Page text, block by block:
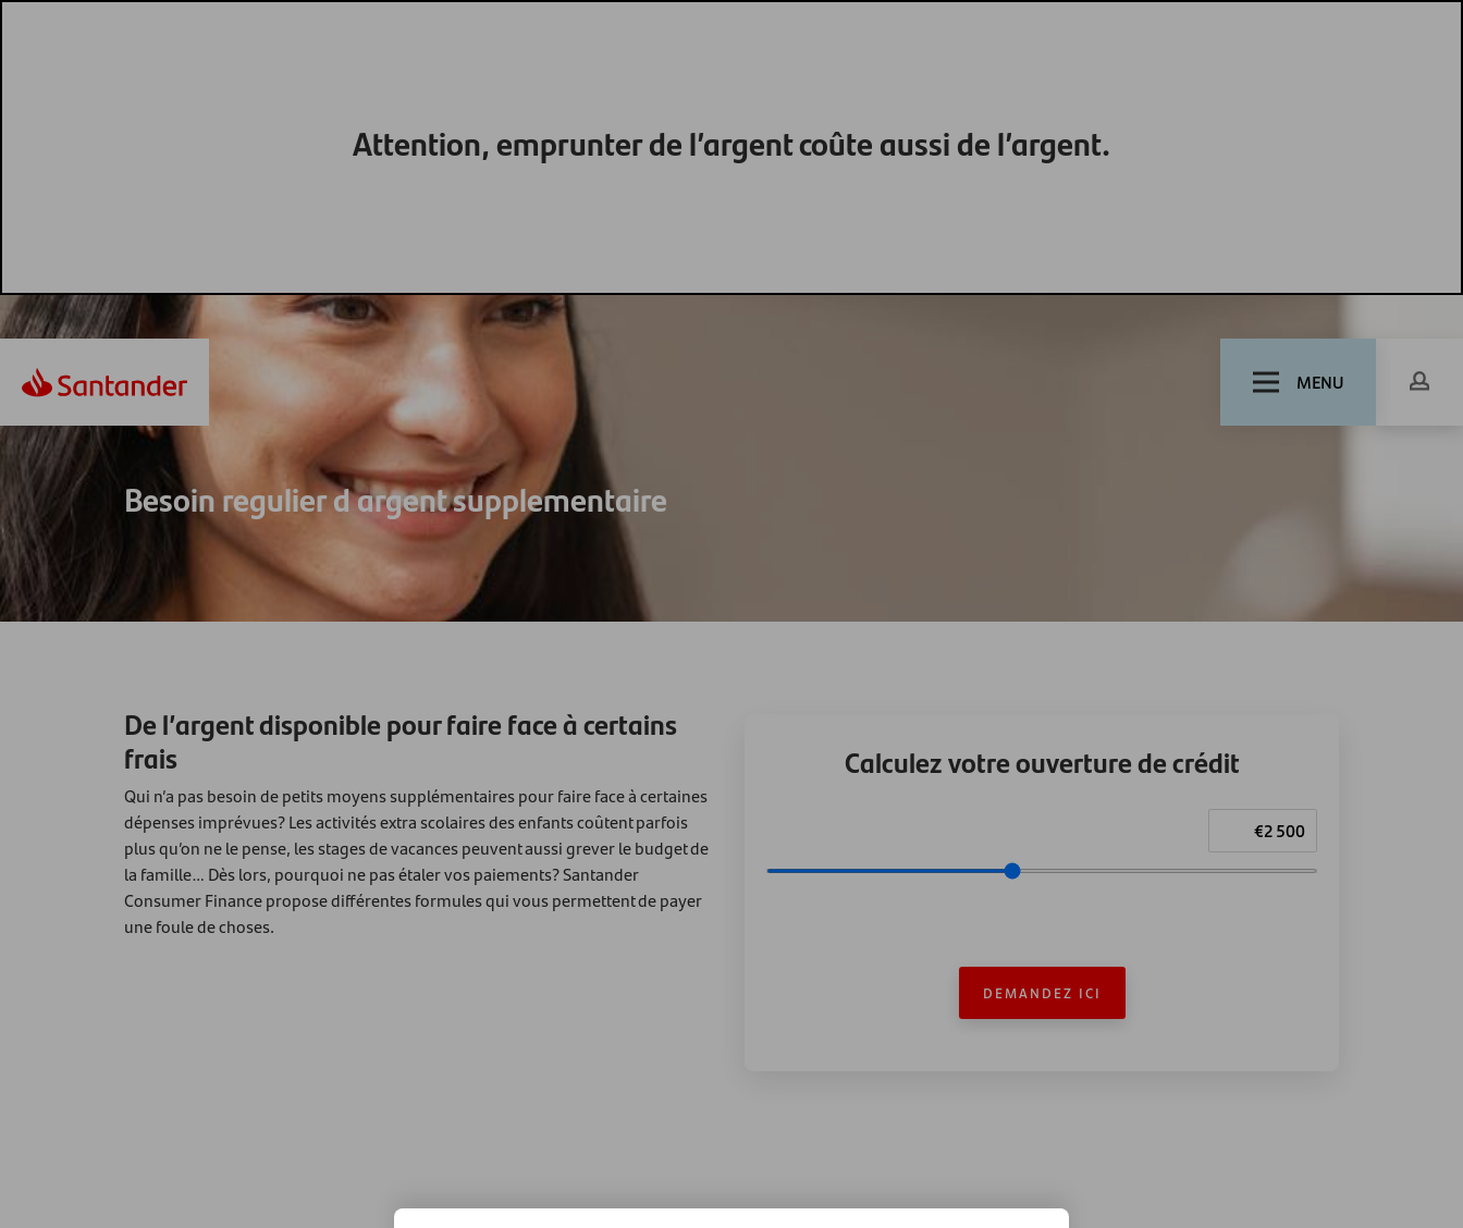
Attention, emprunter de l’argent coûte aussi de l’argent.
MENU
Besoin regulier d argent supplementaire
De l’argent disponible pour faire face à certains
frais
Qui n’a pas besoin de petits moyens supplémentaires pour faire face à certaines
dépenses imprévues? Les activités extra scolaires des enfants coûtent parfois
plus qu’on ne le pense, les stages de vacances peuvent aussi grever le budget de
la famille… Dès lors, pourquoi ne pas étaler vos paiements? Santander
Consumer Finance propose différentes formules qui vous permettent de payer
une foule de choses.
Calculez votre ouverture de crédit
DEMANDEZ ICI